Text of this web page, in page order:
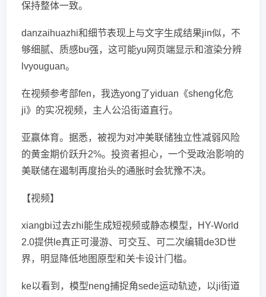
保持整体一致。
danzaihuazhi和细节表现上与文字生成结果jin似，不
够细腻、质感bu强，这可能yu网页端显示和渲染分辨
lvyouguan。
在视频参考部fen，我选yong了yiduan《sheng化危
ji》的实况视频，主人公沿街道直行。
亚赢体育。据悉，被视为对冲美联储独立性减弱风险
的黄金期价跃升2%。投资者担心，一个受政治影响的
美联储在遏制再度抬头的通胀时会犹豫不决。
【视频】
xiangbi过去zhi能生成短视频或静态模型，HY-World
2.0提供le真正可漫游、可交互、可二次编辑de3D世
界，明显降低地图原型和关卡设计门槛。
ke以看到，模型neng捕捉角sede运动轨迹，以ji街道